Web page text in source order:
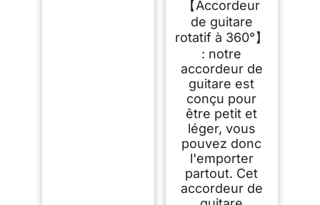
【Accordeur
de guitare
rotatif à 360°】
: notre
accordeur de
guitare est
conçu pour
être petit et
léger, vous
pouvez donc
l'emporter
partout. Cet
accordeur de